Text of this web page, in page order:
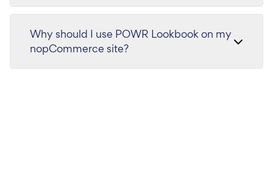
Why should I use POWR Lookbook on my
nopCommerce site?